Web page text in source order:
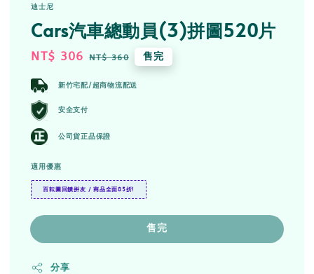
迪士尼
Cars汽車總動員(3)拼圖520片
Sale
NT$ 306 Regular
NT$ 360 售完
新竹宅配/超商物流配送
安全支付
公司貨正品保證
適用優惠
百耘圖回饋拼友 / 商品全面85折!
售完
分享